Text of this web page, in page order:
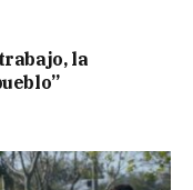
la